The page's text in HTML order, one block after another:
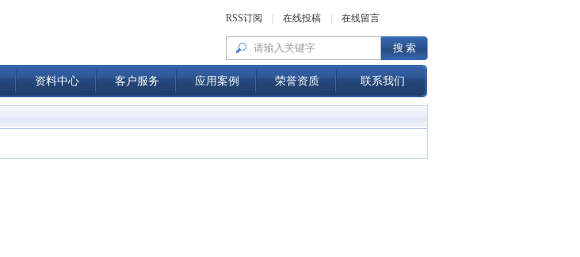
RSS订阅 在线投稿 在线留言
资料中心 客户服务 应用案例 荣誉资质 联系我们